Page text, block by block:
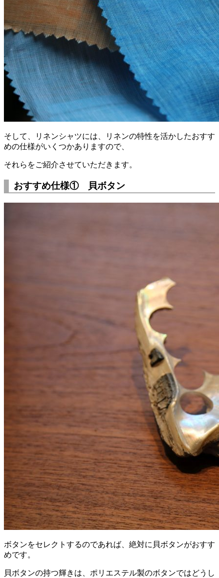
そして、リネンシャツには、リネンの特性を活かしたおすす
めの仕様がいくつかありますので、
それらをご紹介させていただきます。
おすすめ仕様① 貝ボタン
ボタンをセレクトするのであれば、絶対に貝ボタンがおすす
めです。
貝ボタンの持つ輝きは、ポリエステル製のボタンではどうし